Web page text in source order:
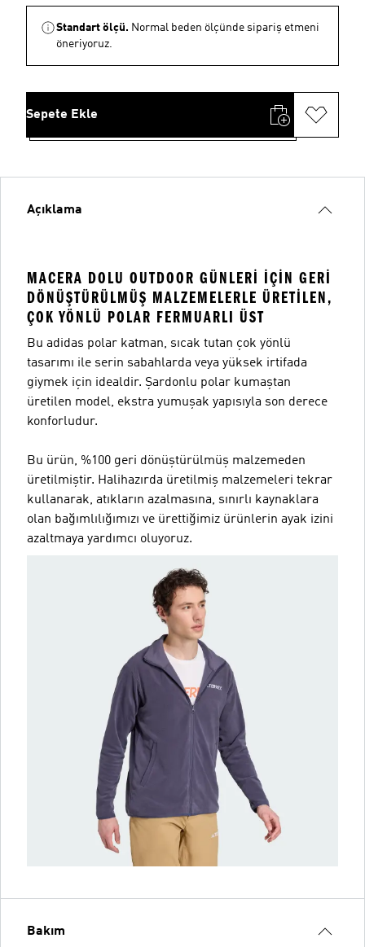
Standart ölçü. Normal beden ölçünde sipariş etmeni
öneriyoruz.
Sepete Ekle
Açıklama
MACERA DOLU OUTDOOR GÜNLERI IÇIN GERI
DÖNÜŞTÜRÜLMÜŞ MALZEMELERLE ÜRETILEN,
ÇOK YÖNLÜ POLAR FERMUARLI ÜST
Bu adidas polar katman, sıcak tutan çok yönlü
tasarımı ile serin sabahlarda veya yüksek irtifada
giymek için idealdir. Şardonlu polar kumaştan
üretilen model, ekstra yumuşak yapısıyla son derece
konforludur.
Bu ürün, %100 geri dönüştürülmüş malzemeden
üretilmiştir. Halihazırda üretilmiş malzemeleri tekrar
kullanarak, atıkların azalmasına, sınırlı kaynaklara
olan bağımlılığımızı ve ürettiğimiz ürünlerin ayak izini
azaltmaya yardımcı oluyoruz.
Bakım